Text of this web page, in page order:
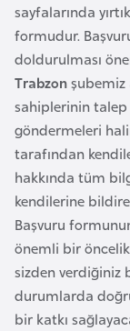
sayfalarında
formudur.
doldurulması
Trabzonşubemiz
sahiplerinin
göndermeleri
tarafından
hakkında tüm
kendilerine
Başvuru
önemli bir
sizden verdiğiniz
durumlarda
bir katkı
Ç
e
k
C
u
m
h
u
r
i
y
e
t